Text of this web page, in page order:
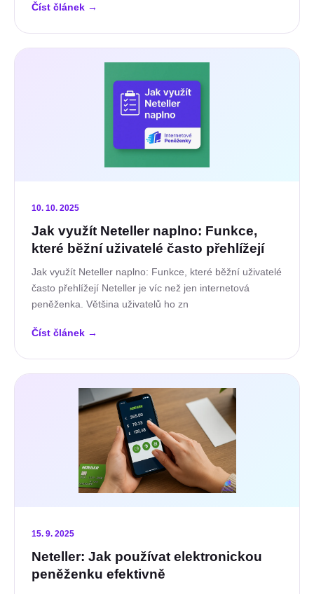
Číst článek →
10. 10. 2025
Jak využít Neteller naplno: Funkce,
které běžní uživatelé často přehlížejí
Jak využít Neteller naplno: Funkce, které běžní uživatelé
často přehlížejí Neteller je víc než jen internetová
peněženka. Většina uživatelů ho zn
Číst článek →
15. 9. 2025
Neteller: Jak používat elektronickou
peněženku efektivně